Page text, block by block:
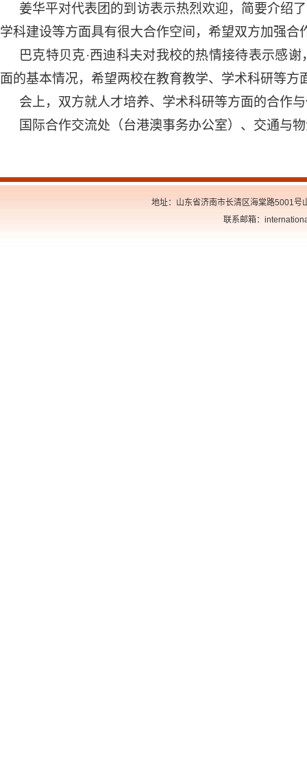
姜华平对代表团的到访表示热烈欢迎，简要介绍
学科建设等方面具有很大合作空间，希望双方加强合
巴克特贝克·西迪科夫对我校的热情接待表示感
面的基本情况，希望两校在教育教学、学术科研等方
会上，双方就人才培养、学术科研等方面的合作
国际合作交流处（台港澳事务办公室）、交通与
地址：山东省济南市长清区海棠路5001
联系邮箱：